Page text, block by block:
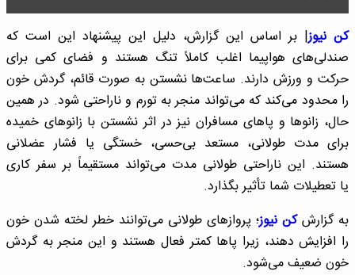
کن نیوز| بر اساس این گزارش، دلیل این پیشنهاد این است که
صندلی‌های هواپیما اغلب کاملاً تنگ هستند و فضای کمی برای
حرکت و ورزش دارند. ساعت‌ها نشستن به صورت قائم، گردش خون
را محدود می‌کند که می‌تواند منجر به تورم و ناراحتی شود. در همین
حال، زانوها و پاهای مسافران نیز در اثر نشستن با زانوهای خمیده
برای مدت طولانی، مستعد بی‌حسی، خستگی یا فشار عضلانی
هستند. این ناراحتی طولانی مدت می‌تواند مستقیماً بر سفر کاری
یا تعطیلات شما تأثیر بگذارد.
به گزارشکن نیوز؛ پروازهای طولانی می‌توانند خطر لخته شدن خون
را افزایش دهند، زیرا پاها کمتر فعال هستند و این منجر به گردش
خون ضعیف می‌شود.